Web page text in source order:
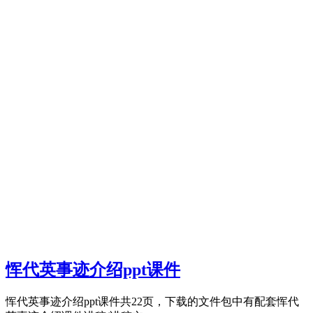
恽代英事迹介绍ppt课件
恽代英事迹介绍ppt课件共22页，下载的文件包中有配套恽代